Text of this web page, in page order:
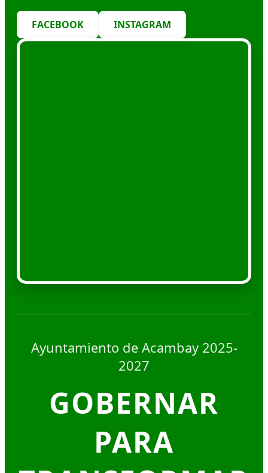
FACEBOOK INSTAGRAM
Ayuntamiento de Acambay 2025-
2027
GOBERNAR
PARA